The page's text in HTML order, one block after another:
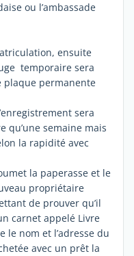
ou l’ambassade
ensuite
temporaire sera
plaque permanente
sera
qu’une semaine mais
la rapidité avec
la paperasse et le
propriétaire
de prouver qu’il
carnet appelé Livre
le nom et l’adresse du
avec un prêt la